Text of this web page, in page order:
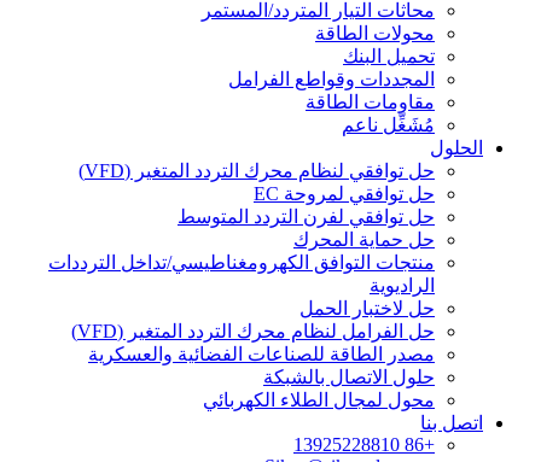
محاثات التيار المتردد/المستمر
محولات الطاقة
تحميل البنك
المجددات وقواطع الفرامل
مقاومات الطاقة
مُشَغِّل ناعم
الحلول
حل توافقي لنظام محرك التردد المتغير (VFD)
حل توافقي لمروحة EC
حل توافقي لفرن التردد المتوسط
حل حماية المحرك
منتجات التوافق الكهرومغناطيسي/تداخل الترددات
الراديوية
حل لاختبار الحمل
حل الفرامل لنظام محرك التردد المتغير (VFD)
مصدر الطاقة للصناعات الفضائية والعسكرية
حلول الاتصال بالشبكة
محول لمجال الطلاء الكهربائي
اتصل بنا
+86 13925228810